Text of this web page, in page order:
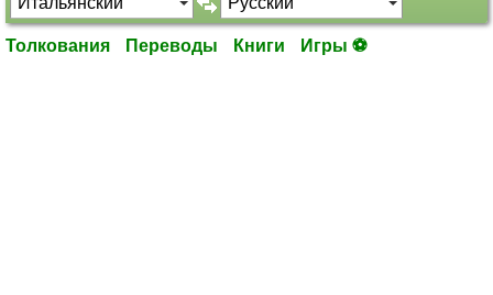
Толкования Переводы Книги Игры ⚽